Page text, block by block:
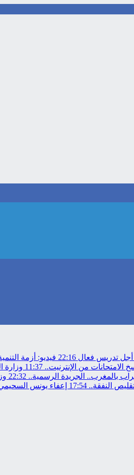
أجل تدريس فعال 22:16 فيديو: أزمة
11:37 وزارة
بالمغرب.. الجريدة الرسمية.. 22:32
النفقة.. 17:54 إعفاء يونس السحيمي